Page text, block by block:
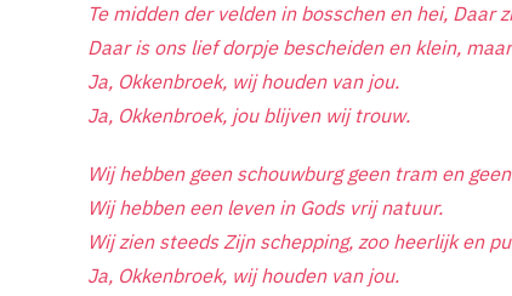
Te midden der velden in bosschen en hei, Daar
Daar is ons lief dorpje bescheiden en klein,
Ja, Okkenbroek, wij houden van jou.
Ja, Okkenbroek, jou blijven wij trouw.
Wij hebben geen schouwburg geen tram en
Wij hebben een leven in Gods vrij natuur.
Wij zien steeds Zijn schepping, zoo heerlijk en
Ja, Okkenbroek, wij houden van jou.